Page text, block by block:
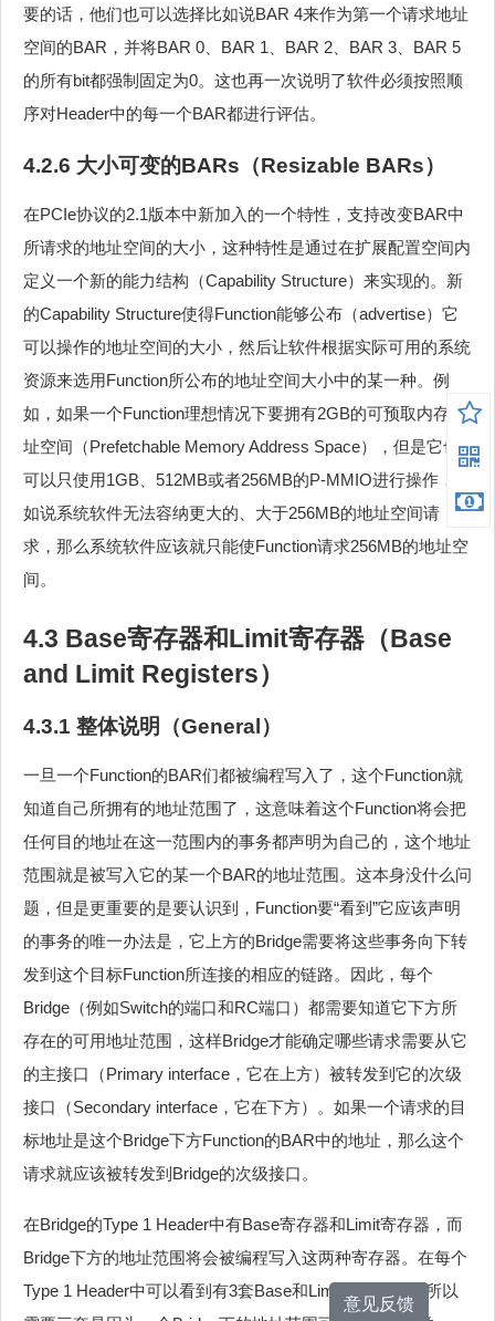
要的话，他们也可以选择比如说BAR 4来作为第一个请求地址
空间的BAR，并将BAR 0、BAR 1、BAR 2、BAR 3、BAR 5
的所有bit都强制固定为0。这也再一次说明了软件必须按照顺
序对Header中的每一个BAR都进行评估。
4.2.6 大小可变的BARs（Resizable BARs）
在PCIe协议的2.1版本中新加入的一个特性，支持改变BAR中
所请求的地址空间的大小，这种特性是通过在扩展配置空间内
定义一个新的能力结构（Capability Structure）来实现的。新
的Capability Structure使得Function能够公布（advertise）它
可以操作的地址空间的大小，然后让软件根据实际可用的系统
资源来选用Function所公布的地址空间大小中的某一种。例
如，如果一个Function理想情况下要拥有2GB的可预取内存地
址空间（Prefetchable Memory Address Space），但是它也
可以只使用1GB、512MB或者256MB的P-MMIO进行操作，假
如说系统软件无法容纳更大的、大于256MB的地址空间请
求，那么系统软件应该就只能使Function请求256MB的地址空
间。
4.3 Base寄存器和Limit寄存器（Base
and Limit Registers）
4.3.1 整体说明（General）
一旦一个Function的BAR们都被编程写入了，这个Function就
知道自己所拥有的地址范围了，这意味着这个Function将会把
任何目的地址在这一范围内的事务都声明为自己的，这个地址
范围就是被写入它的某一个BAR的地址范围。这本身没什么问
题，但是更重要的是要认识到，Function要“看到”它应该声明
的事务的唯一办法是，它上方的Bridge需要将这些事务向下转
发到这个目标Function所连接的相应的链路。因此，每个
Bridge（例如Switch的端口和RC端口）都需要知道它下方所
存在的可用地址范围，这样Bridge才能确定哪些请求需要从它
的主接口（Primary interface，它在上方）被转发到它的次级
接口（Secondary interface，它在下方）。如果一个请求的目
标地址是这个Bridge下方Function的BAR中的地址，那么这个
请求就应该被转发到Bridge的次级接口。
在Bridge的Type 1 Header中有Base寄存器和Limit寄存器，而
Bridge下方的地址范围将会被编程写入这两种寄存器。在每个
Type 1 Header中可以看到有3套Base和Limit寄存器。之所以
意见反馈